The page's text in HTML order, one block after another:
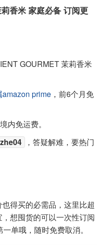
香米 家庭必备 订阅更
GOURMET 茉莉香米
prime ，前6个月免
内免运费。
，答疑解难，要热门
得买的必需品，这里比超
想囤货的可以一次性订阅
单哦，随时免费取消。